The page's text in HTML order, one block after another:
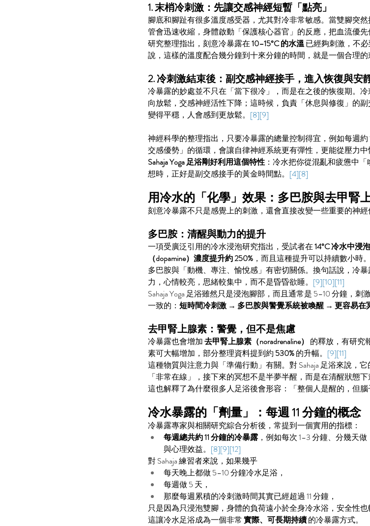
🎼《⾳樂·冥想》🧘🏻‍♀️🧘🏻‍♂️
S34. 看不見的成績
EmotionalStabilityFocusImprovementFree Afternoon meditation yogaIndia
Meditation
MindfulnessStressRelieffeel the joyfree mediation classimprove attentionmeditation
wellbeing健康生活冥想冥想教學冥想療法哮喘舒緩 壓力減輕壓力管理壓力緩解
心身平衡心靈寧靜情緒管理抑鬱症治療抗抑鬱 氣道健康深層放鬆 灰質無思慮醒覺
癲癇改善腦部健康 自然療法血壓控制認知功能提升重度抑鬱症靜坐非藥物療
1. 末梢冷刺激：先讓交感神經短暫「點亮」
腳底和腳趾有很多溫度感受器，尤其對冷非常敏感。當雙腳突然
管會迅速收縮，身體啟動「保護核心器官」的反應，把血流優先
研究整理指出，刻意冷暴露在 10–15°C 的水溫 已經夠刺激，不必
說，這樣的溫度配合幾分鐘到十來分鐘的時間，就是一個合理的
2. 冷刺激結束後：副交感神經接手，進入恢復與安
冷暴露的妙處並不只在「當下很冷」，而是在之後的恢復期。
向放鬆，交感神經活性下降；這時候，負責「休息與修復」的
變得平穩，人會感到更放鬆。 [8][9]
神經科學的整理指出，只要冷暴露的總量控制得宜，例如每週約
交感優勢」的循環，會讓自律神經系統更有彈性，更能從壓力中
Sahaja Yoga 足浴剛好利用這個特性：冷水把你從混亂和疲憊中
想時，正好是副交感接手的黃金時間點。 [4][8]
用冷水的「化學」效果：多巴胺與去甲腎
刻意冷暴露不只是感覺上的刺激，還會直接改變一些重要的神經
多巴胺：清醒與動力的提升
一項受廣泛引用的冷水浸泡研究指出，受試者在 14°C 冷水中浸泡
（dopamine）濃度提升約 250% ，而且這種提升可以持續數小時。
多巴胺與「動機、專注、愉悅感」有密切關係。換句話說，冷
力，心情較亮，思緒較集中，而不是昏昏欲睡。 [9][10][11]
Sahaja Yoga 足浴雖然只是浸泡腳部，而且通常是 5–10 分鐘，
一致的： 短時間冷刺激 → 多巴胺與警覺系統被喚醒 → 更容易在
去甲腎上腺素：警覺，但不是焦慮
冷暴露也會增加 去甲腎上腺素（noradrenaline） 的釋放，有研究
素可大幅增加，部分整理資料提到約 530% 的升幅。 [9][11]
這種物質與注意力與「準備行動」有關。對 Sahaja 足浴來說，
「非常在線」，接下來的冥想不是半夢半醒，而是在清醒狀態下
這也解釋了為什麼很多人足浴後會形容：「整個人是醒的，但腦
冷水暴露的「劑量」：每週 11 分鐘的概念
冷暴露專家與相關研究綜合分析後，常提到一個實用的指標：
每週總共約 11 分鐘的冷暴露 ，例如每次 1–3 分鐘、分幾天
與心理效益。 [8][9][12]
對 Sahaja 練習者來說，如果幾乎
每天晚上都做 5–10 分鐘冷水足浴，
每週做 5 天，
那麼每週累積的冷刺激時間其實已經超過 11 分鐘，
只是因為只浸泡雙腳，身體的負荷遠小於全身冷水浴，安全性也
這讓冷水足浴成為一個非常 實際、可長期持續 的冷暴露方式。